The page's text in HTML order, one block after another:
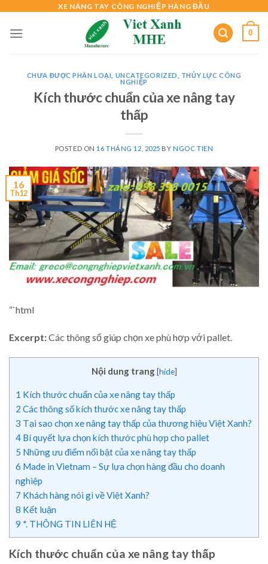
content
XE NÂNG TAY CÔNG NGHIỆP HÀNG ĐẦU
0
CHƯA ĐƯỢC PHÂN LOẠI UNCATEGORIZED
THỦY LỰC CÔNG
NGHIỆP
Kích thước chuẩn của xe nâng tay
thấp
POSTED ON 16 THÁNG 12, 2025 BYNGOC TIEN
16
Th12
“`html
Excerpt:Các thông số giúp chọn xe phù hợp với pallet.
Nội dung trang [hide]
1 Kích thước chuẩn của xe nâng tay thấp
2 Các thông số kích thước xe nâng tay thấp
3 Tại sao chọn xe nâng tay thấp của thương hiệu Việt Xanh?
4 Bí quyết lựa chọn kích thước phù hợp cho pallet
5 Những ưu điểm nổi bật của xe nâng tay thấp
6 Made in Vietnam – Sự lựa chọn hàng đầu cho doanh
nghiệp
7 Khách hàng nói gì về Việt Xanh?
8 Kết luận
9 *. THÔNG TIN LIÊN HỆ
Kích thước chuẩn của xe nâng tay thấp